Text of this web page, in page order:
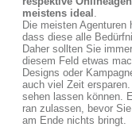
meistens ideal .
Die meisten
dass diese alle
Daher sollten Sie
diesem Feld etwas
Designs oder
auch viel Zeit
sehen lassen können.
ran zulassen, bevor
am Ende nichts bringt.